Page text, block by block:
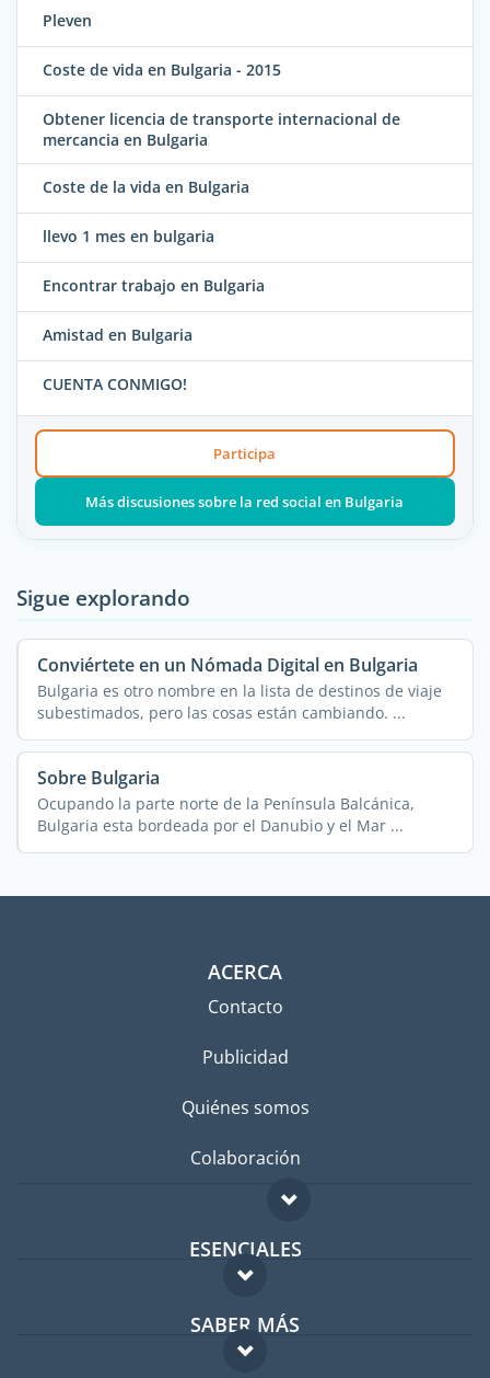
Pleven
Coste de vida en Bulgaria - 2015
Obtener licencia de transporte internacional de
mercancia en Bulgaria
Coste de la vida en Bulgaria
llevo 1 mes en bulgaria
Encontrar trabajo en Bulgaria
Amistad en Bulgaria
CUENTA CONMIGO!
Participa
Más discusiones sobre la red social en Bulgaria
Sigue explorando
Conviértete en un Nómada Digital en Bulgaria
Bulgaria es otro nombre en la lista de destinos de viaje
subestimados, pero las cosas están cambiando. ...
Sobre Bulgaria
Ocupando la parte norte de la Península Balcánica,
Bulgaria esta bordeada por el Danubio y el Mar ...
ACERCA
Contacto
Publicidad
Quiénes somos
Colaboración
ESENCIALES
Foro para expatriados
Guía para expatriados
SABER MÁS
FAQ